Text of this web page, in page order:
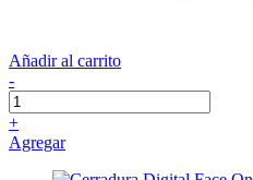
Añadir al carrito
-
+
Agregar